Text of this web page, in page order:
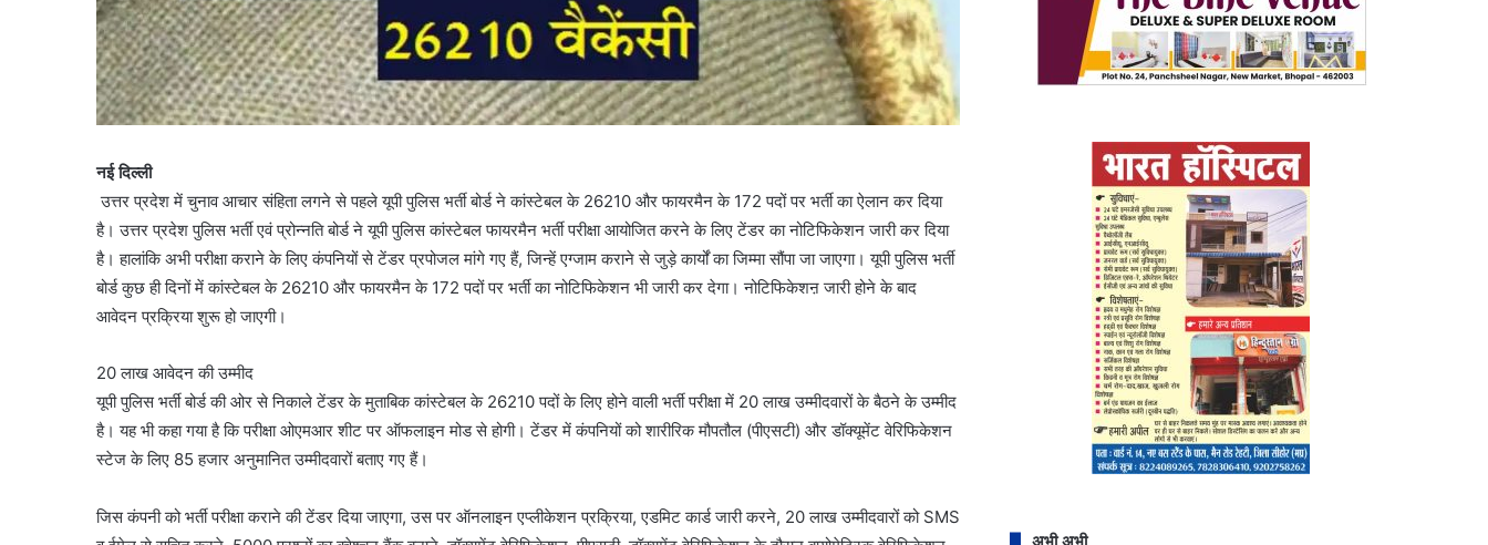
नई दिल्ली
उत्तर प्रदेश में चुनाव आचार संहिता लगने से पहले यूपी पुलिस भर्ती बोर्ड ने कांस्टेबल के 26210 और फायरमैन के 172 पदों पर भर्ती का ऐलान कर दिया
है। उत्तर प्रदेश पुलिस भर्ती एवं प्रोन्नति बोर्ड ने यूपी पुलिस कांस्टेबल फायरमैन भर्ती परीक्षा आयोजित करने के लिए टेंडर का नोटिफिकेशन जारी कर दिया
है। हालांकि अभी परीक्षा कराने के लिए कंपनियों से टेंडर प्रपोजल मांगे गए हैं, जिन्हें एग्जाम कराने से जुड़े कार्यों का जिम्मा सौंपा जा जाएगा। यूपी पुलिस भर्ती
बोर्ड कुछ ही दिनों में कांस्टेबल के 26210 और फायरमैन के 172 पदों पर भर्ती का नोटिफिकेशन भी जारी कर देगा। नोटिफिकेशऩ जारी होने के बाद
आवेदन प्रक्रिया शुरू हो जाएगी।
20 लाख आवेदन की उम्मीद
यूपी पुलिस भर्ती बोर्ड की ओर से निकाले टेंडर के मुताबिक कांस्टेबल के 26210 पदों के लिए होने वाली भर्ती परीक्षा में 20 लाख उम्मीदवारों के बैठने के उम्मीद
है। यह भी कहा गया है कि परीक्षा ओएमआर शीट पर ऑफलाइन मोड से होगी। टेंडर में कंपनियों को शारीरिक मौपतौल (पीएसटी) और डॉक्यूमेंट वेरिफिकेशन
स्टेज के लिए 85 हजार अनुमानित उम्मीदवारों बताए गए हैं।
जिस कंपनी को भर्ती परीक्षा कराने की टेंडर दिया जाएगा, उस पर ऑनलाइन एप्लीकेशन प्रक्रिया, एडमिट कार्ड जारी करने, 20 लाख उम्मीदवारों को SMS